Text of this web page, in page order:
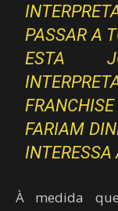
PASSAR A
ESTA
FARIAM
INTERESSA
À medida